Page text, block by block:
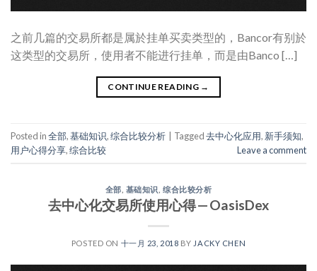
之前几篇的交易所都是属於挂单买卖类型的，Bancor有别於
这类型的交易所，使用者不能进行挂单，而是由Banco […]
CONTINUE READING →
Posted in全部,基础知识,综合比较分析 Tagged去中心化应用, 新手须知,
用户心得分享,综合比较 Leave a comment
全部 基础知识 ,综合比较分析
去中心化交易所使用心得 — OasisDex
POSTED ON 十一月 23, 2018 BY JACKY CHEN